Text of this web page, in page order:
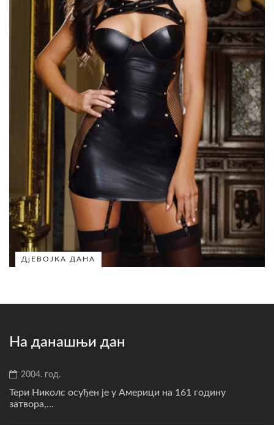
ДјЕВОЈКА ДАНА
На данашњи дан
2004. год.
Тери Николс осуђен је у Америци на 161 годину
затвора,...